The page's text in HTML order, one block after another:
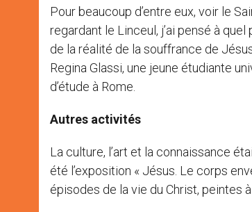
Pour beaucoup d’entre eux, voir le
regardant le Linceul, j’ai pensé à
de la réalité de la souffrance de
Regina Glassi, une jeune étudiante
d’étude à Rome.
Autres activités
La culture, l’art et la connaissance
été l’exposition « Jésus. Le corps
épisodes de la vie du Christ, peintes